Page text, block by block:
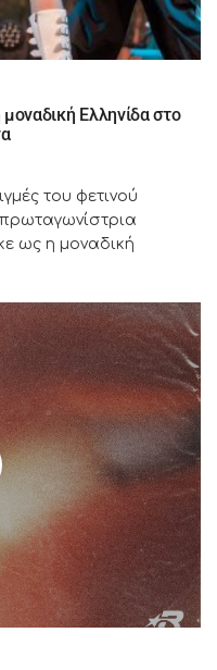
Ελληνίδα στο
του φετινού
ως η μοναδική